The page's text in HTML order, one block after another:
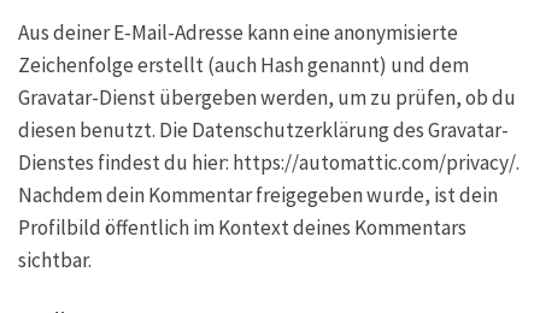
Aus deiner E-Mail-Adresse kann eine anonymisierte
Zeichenfolge erstellt (auch Hash genannt) und dem
Gravatar-Dienst übergeben werden, um zu prüfen, ob du
diesen benutzt. Die Datenschutzerklärung des Gravatar-
Dienstes findest du hier: https://automattic.com/privacy/.
Nachdem dein Kommentar freigegeben wurde, ist dein
Profilbild öffentlich im Kontext deines Kommentars
sichtbar.